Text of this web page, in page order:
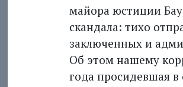
майора юстиции
скандала: тихо
заключенных и
Об этом нашему
года просидевшая